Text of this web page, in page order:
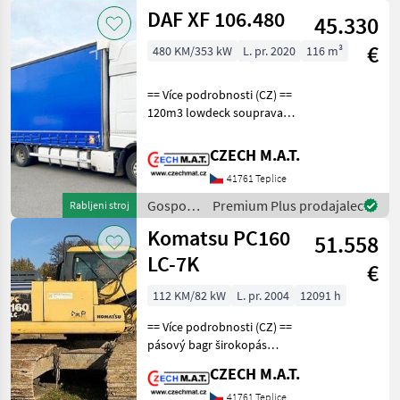
Case IH
Rabljeni stroj
DAF XF 106.480
45.330
€
480 KM/353 kW L. pr. 2020 116 m³
== Více podrobnosti (CZ) ==
120m3 lowdeck souprava
měchách, pozink DAF XF
106.480 SUPERSPACECAB
valník 6x2 + tandem přívěs
Panav rok 2020,
CZECH M.A.T.
41761 Teplice
Gospodarska
vozila /
DAF
Premium Plus prodajalec
Komatsu PC160
LC-7K
51.558
€
112 KM/82 kW L. pr. 2004
12091 h
== Více podrobnosti (CZ) ==
pásový bagr širokopás
bahňák Komatsu PC160 LC-
CZECH M.A.T.
41761 Teplice